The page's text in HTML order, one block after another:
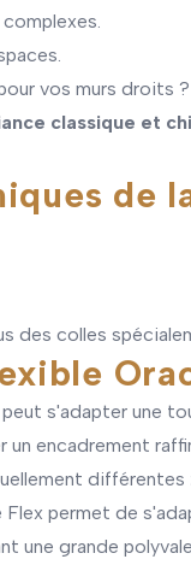
vos murs droits
classique et
de
des colles
s'adapter une
un encadrement
différentes
Flex permet de
une grande